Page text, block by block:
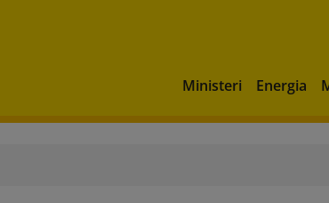
Ministeri Energia